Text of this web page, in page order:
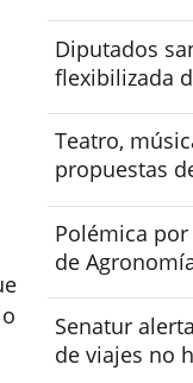
Diputados
flexibilizada
Teatro,
propuestas
Polémica
de
Senatur
de viajes no